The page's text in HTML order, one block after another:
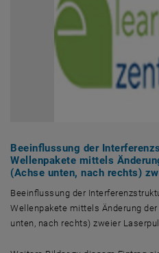
Beeinflussung der
Wellenpakete mittels
(Achse unten, nach rechts)
Beeinflussung der
Wellenpakete mittels Änderung
unten, nach rechts) zweier